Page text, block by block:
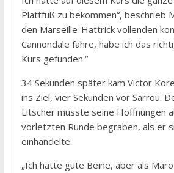
Plattfuß zu bekommen“, beschrieb
den Marseille-Hattrick vollenden
Cannondale fahre, habe ich das
Kurs gefunden.“
34 Sekunden später kam Victor
ins Ziel, vier Sekunden vor Sarrou.
Litscher musste seine Hoffnungen
vorletzten Runde begraben, als er
einhandelte.
„Ich hatte gute Beine, aber als